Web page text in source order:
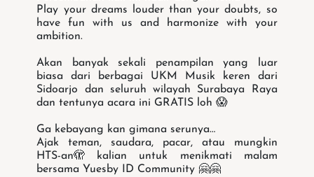
Play your dreams louder than your doubts, so
have fun with us and harmonize with your
ambition.
Akan banyak sekali penampilan yang luar
biasa dari berbagai UKM Musik keren dari
Sidoarjo dan seluruh wilayah Surabaya Raya
dan tentunya acara ini GRATIS loh 😱
Ga kebayang kan gimana serunya…
Ajak teman, saudara, pacar, atau mungkin
HTS-an🫣 kalian untuk menikmati malam
bersama Yuesby ID Community 🤗🤗